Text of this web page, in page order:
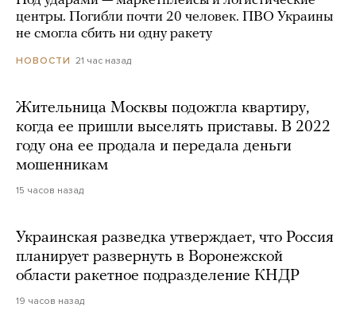
центры. Погибли почти 20 человек. ПВО Украины
не смогла сбить ни одну ракету
НОВОСТИ 21 час назад
Жительница Москвы подожгла квартиру,
когда ее пришли выселять приставы. В 2022
году она ее продала и передала деньги
мошенникам
15 часов назад
Украинская разведка утверждает, что Россия
планирует развернуть в Воронежской
области ракетное подразделение КНДР
19 часов назад